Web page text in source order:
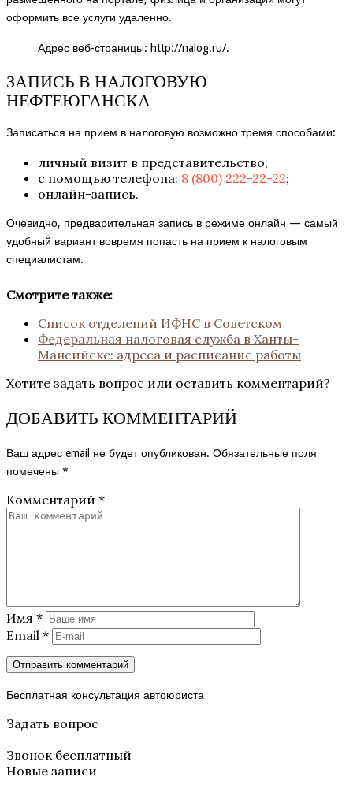
оформить все услуги удаленно.
Адрес веб-страницы: http://nalog.ru/.
ЗАПИСЬ В НАЛОГОВУЮ
НЕФТЕЮГАНСКА
Записаться на прием в налоговую возможно тремя способами:
личный визит в представительство;
с помощью телефона: 8 (800) 222-22-22;
онлайн-запись.
Очевидно, предварительная запись в режиме онлайн — самый
удобный вариант вовремя попасть на прием к налоговым
специалистам.
Смотрите также:
Список отделений ИФНС в Советском
Федеральная налоговая служба в Ханты-
Мансийске: адреса и расписание работы
Хотите задать вопрос или оставить комментарий?
ДОБАВИТЬ КОММЕНТАРИЙ
Ваш адрес email не будет опубликован. Обязательные поля
помечены *
Комментарий *
Имя *
Email *
Бесплатная консультация автоюриста
Задать вопрос
Звонок бесплатный
Новые записи